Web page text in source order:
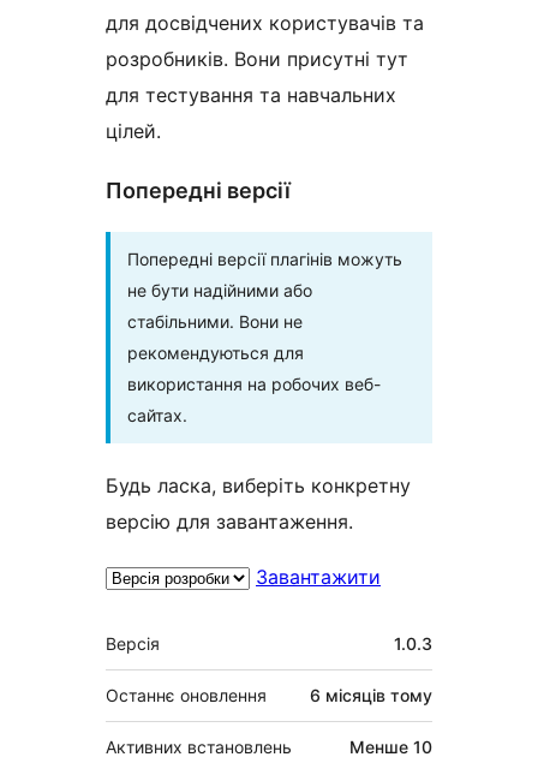
для досвідчених користувачів та
розробників. Вони присутні тут
для тестування та навчальних
цілей.
Попередні версії
Попередні версії плагінів можуть
не бути надійними або
стабільними. Вони не
рекомендуються для
використання на робочих веб-
сайтах.
Будь ласка, виберіть конкретну
версію для завантаження.
Завантажити
Мета
Версія 1.0.3
Останнє оновлення 6 місяців тому
Активних встановлень Менше 10